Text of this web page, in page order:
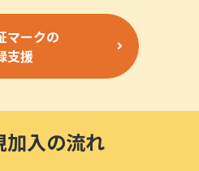
マークの
支援
加入の流れ